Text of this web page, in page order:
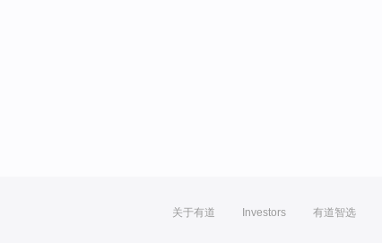
关于有道 Investors 有道智选